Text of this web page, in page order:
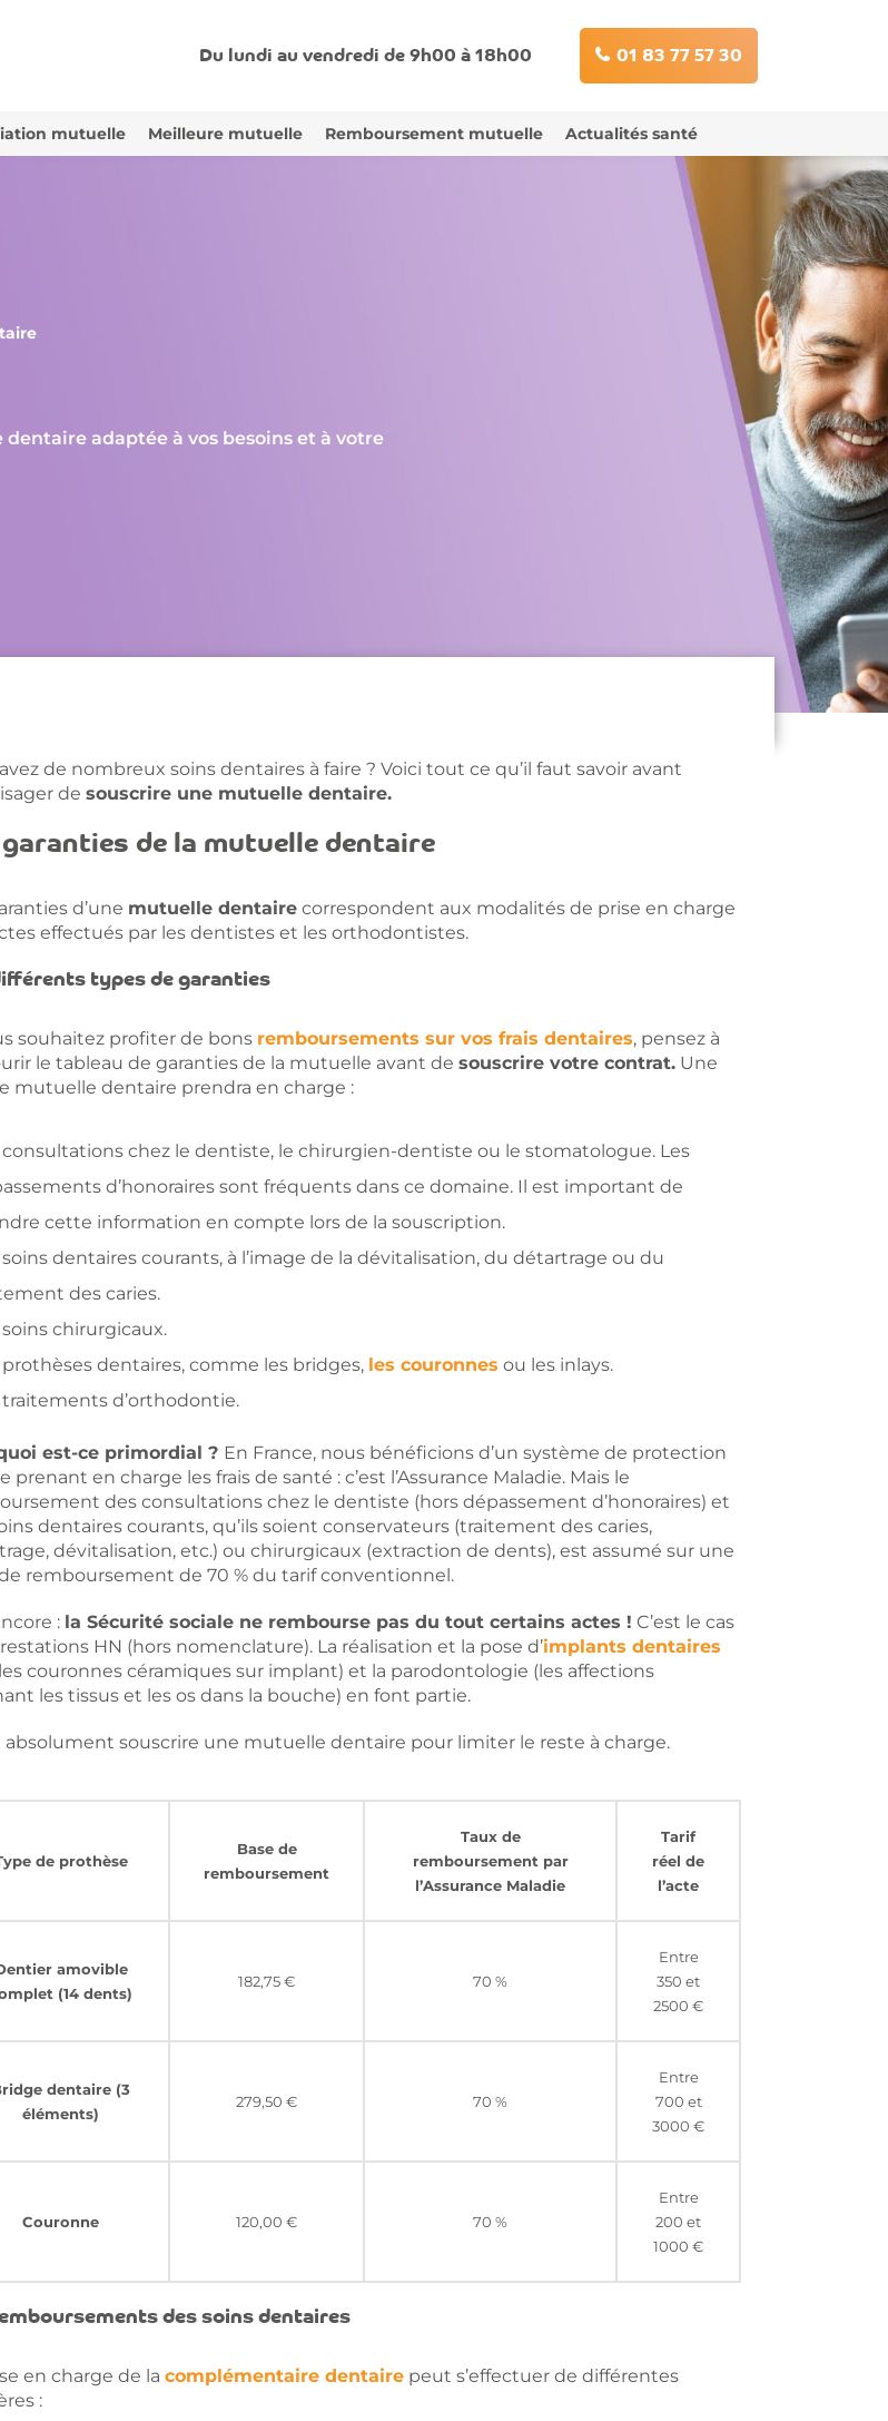
Du lundi au vendredi de 9h00 à 18h00 01 83 77 57 30
mutuelle Meilleure mutuelle Remboursement mutuelle Actualités santé
adaptée à vos besoins et à votre
de nombreux soins dentaires à faire ? Voici tout ce qu’il faut savoir avant
de souscrire une mutuelle dentaire.
garanties de la mutuelle dentaire
d’une mutuelle dentaire correspondent aux modalités de prise en charge
effectués par les dentistes et les orthodontistes.
types de garanties
souhaitez profiter de bons remboursements sur vos frais dentaires, pensez à
le tableau de garanties de la mutuelle avant de souscrire votre contrat. Une
mutuelle dentaire prendra en charge :
consultations chez le dentiste, le chirurgien-dentiste ou le stomatologue. Les
d’honoraires sont fréquents dans ce domaine. Il est important de
cette information en compte lors de la souscription.
soins dentaires courants, à l’image de la dévitalisation, du détartrage ou du
des caries.
soins chirurgicaux.
prothèses dentaires, comme les bridges, les couronnes ou les inlays.
traitements d’orthodontie.
est-ce primordial ? En France, nous bénéficions d’un système de protection
prenant en charge les frais de santé : c’est l’Assurance Maladie. Mais le
des consultations chez le dentiste (hors dépassement d’honoraires) et
dentaires courants, qu’ils soient conservateurs (traitement des caries,
dévitalisation, etc.) ou chirurgicaux (extraction de dents), est assumé sur une
remboursement de 70 % du tarif conventionnel.
: la Sécurité sociale ne rembourse pas du tout certains actes ! C’est le cas
HN (hors nomenclature). La réalisation et la pose d’implants dentaires
couronnes céramiques sur implant) et la parodontologie (les affections
les tissus et les os dans la bouche) en font partie.
absolument souscrire une mutuelle dentaire pour limiter le reste à charge.
de prothèse
Base de
remboursement
Taux de
remboursement par
l’Assurance Maladie
Tarif
réel de
l’acte
amovible
(14 dents)
182,75 € 70 %
Entre
350 et
2500 €
dentaire (3
éléments)
279,50 € 70 %
Entre
700 et
3000 €
Couronne 120,00 € 70 %
Entre
200 et
1000 €
des soins dentaires
en charge de la complémentaire dentaire peut s’effectuer de différentes
: